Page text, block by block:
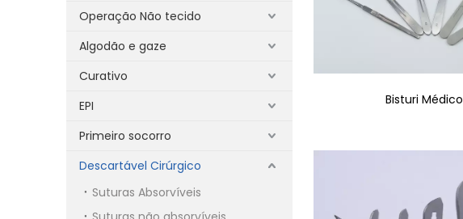
Operação Não tecido
Algodão e gaze
Curativo
EPI
Primeiro socorro
Descartável Cirúrgico
Suturas Absorvíveis
Bisturi Médico